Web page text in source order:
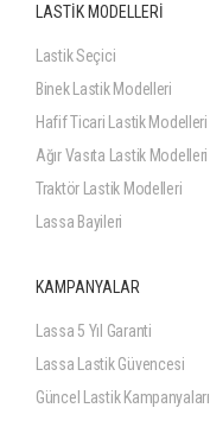
LASTİK MODELLERİ
Lastik Seçici
Binek Lastik Modelleri
Hafif Ticari Lastik Modelleri
Ağır Vasıta Lastik Modelleri
Traktör Lastik Modelleri
Lassa Bayileri
KAMPANYALAR
Lassa 5 Yıl Garanti
Lassa Lastik Güvencesi
Güncel Lastik Kampanyaları